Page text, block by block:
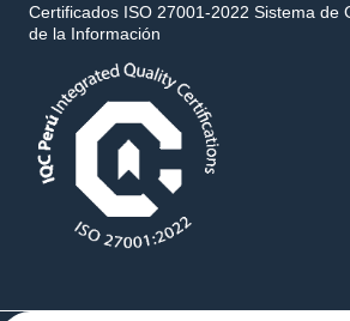
Certificados ISO 27001-2022 Sistema de
de la Información